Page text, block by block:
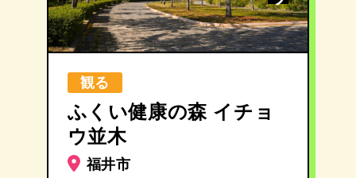
観る
ふくい健康の森 イチョ
ウ並木
福井市